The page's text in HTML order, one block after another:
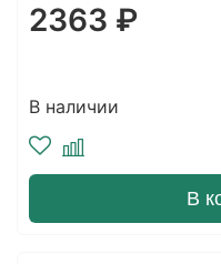
2363 ₽
В наличии
В